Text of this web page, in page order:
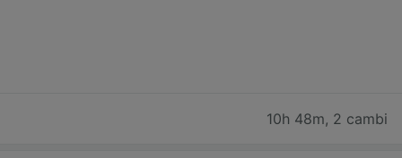
10h 48m, 2 cambi